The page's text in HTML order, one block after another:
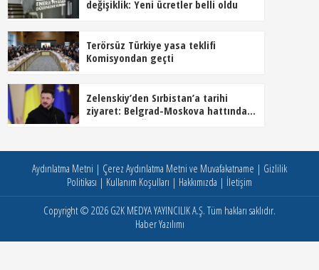
değişiklik: Yeni ücretler belli oldu
Terörsüz Türkiye yasa teklifi
Komisyondan geçti
Zelenskiy’den Sırbistan’a tarihi
ziyaret: Belgrad-Moskova hattında
dengeler değişiyor
Aydınlatma Metni | Çerez Aydınlatma Metni ve Muvafakatname | Gizlilik
Politikası | Kullanım Koşulları | Hakkımızda | İletişim
Copyright © 2026 G2K MEDYA YAYINCILIK A.Ş. Tüm hakları saklıdır.
Haber Yazılımı